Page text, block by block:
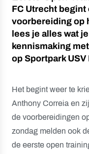
FC Utrecht begint
voorbereiding op
lees je alles wat
kennismaking
op Sportpark
Het begint weer te
Anthony Correia en
de voorbereidingen
zondag melden ook
de eerste open